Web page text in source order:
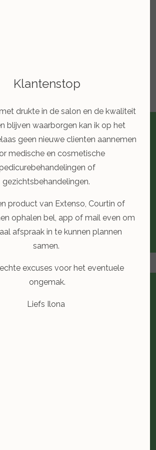
locatie drukvrij wordt gemaakt. Denk
waarbij drukplekken op of tussen
verminderd of voorkomen. De
voorziet u bovendien van advies op het
en schoenkeuze.
dan kan de medisch pedicure u
de volgende discipline.
medisch
naar een medisch pedicure gaat,
aanmerking voor een vergoeding van
Informeer van te
Meer informatie vindt u op
voor de Pedicure.
Klantenstop
drukte in de salon en de kwaliteit
blijven waarborgen kan ik op het
geen nieuwe clienten aannemen
medische en cosmetische
of
gezichtsbehandelingen.
product van Extenso, Courtin of
ophalen bel, app of mail even om
afspraak in te kunnen plannen
samen.
excuses voor het eventuele
ongemak.
Liefs Ilona